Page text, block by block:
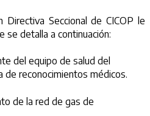
Seccional de CICOP le
se detalla a continuación:
del equipo de salud del
de reconocimientos médicos.
de la red de gas de